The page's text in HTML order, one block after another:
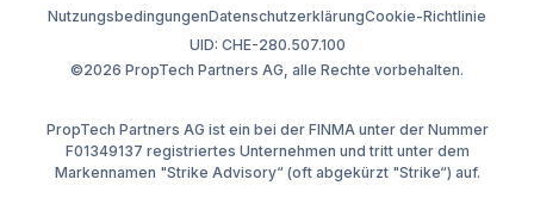
©2026 PropTech Partners AG, alle Rechte vorbehalten.
NutzungsbedingungenDatenschutzerklärungCookie-Richtlinie
UID: CHE-280.507.100
PropTech Partners AG ist ein bei der FINMA unter der Nummer
F01349137 registriertes Unternehmen und tritt unter dem
Markennamen "Strike Advisory“ (oft abgekürzt "Strike“) auf.